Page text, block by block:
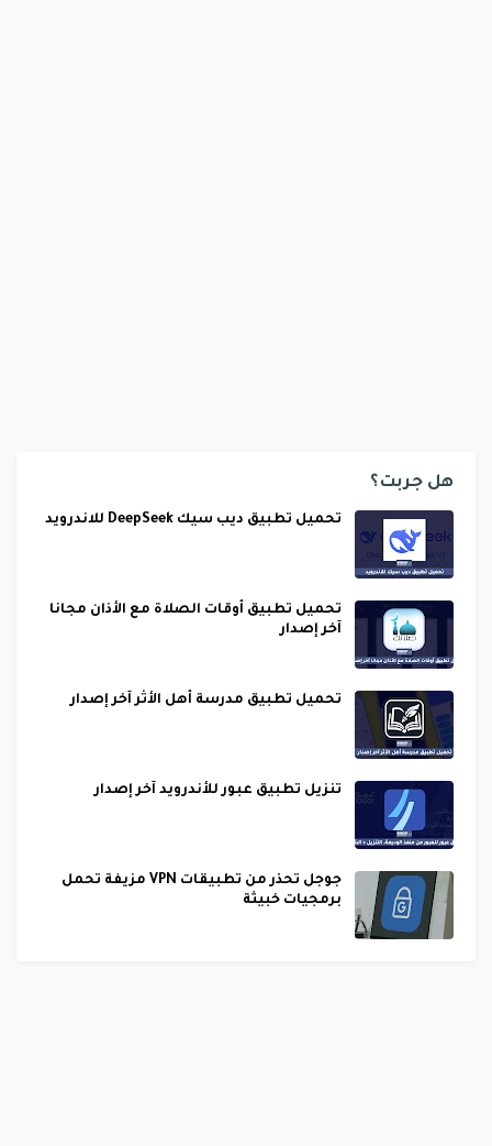
هل جربت؟
تحميل تطبيق ديب سيك DeepSeek للاندرويد
تحميل تطبيق أوقات الصلاة مع الأذان مجانا
آخر إصدار
تحميل تطبيق مدرسة أهل الأثر آخر إصدار
تنزيل تطبيق عبور للأندرويد آخر إصدار
جوجل تحذر من تطبيقات VPN مزيفة تحمل
برمجيات خبيثة